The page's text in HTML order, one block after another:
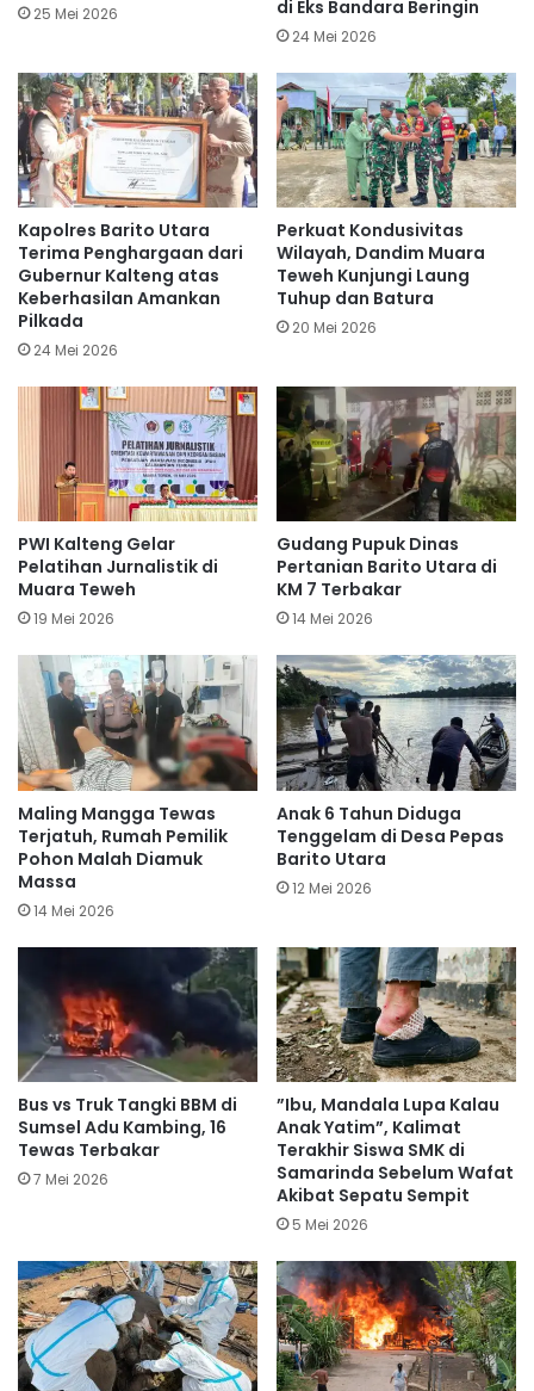
25 Mei 2026 di Eks Bandara Beringin
24 Mei 2026
Kapolres Barito Utara
Terima Penghargaan dari
Gubernur Kalteng atas
Keberhasilan Amankan
Pilkada
24 Mei 2026
Perkuat Kondusivitas
Wilayah, Dandim Muara
Teweh Kunjungi Laung
Tuhup dan Batura
20 Mei 2026
PWI Kalteng Gelar
Pelatihan Jurnalistik di
Muara Teweh
19 Mei 2026
Gudang Pupuk Dinas
Pertanian Barito Utara di
KM 7 Terbakar
14 Mei 2026
Maling Mangga Tewas
Terjatuh, Rumah Pemilik
Pohon Malah Diamuk
Massa
14 Mei 2026
Anak 6 Tahun Diduga
Tenggelam di Desa Pepas
Barito Utara
12 Mei 2026
Bus vs Truk Tangki BBM di
Sumsel Adu Kambing, 16
Tewas Terbakar
7 Mei 2026
​”Ibu, Mandala Lupa Kalau
Anak Yatim”, Kalimat
Terakhir Siswa SMK di
Samarinda Sebelum Wafat
Akibat Sepatu Sempit
5 Mei 2026